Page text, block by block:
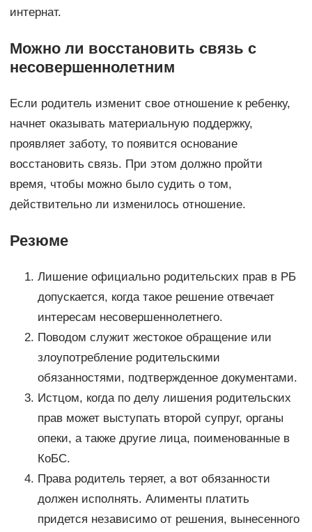
интернат.
Можно ли восстановить связь с
несовершеннолетним
Если родитель изменит свое отношение к ребенку,
начнет оказывать материальную поддержку,
проявляет заботу, то появится основание
восстановить связь. При этом должно пройти
время, чтобы можно было судить о том,
действительно ли изменилось отношение.
Резюме
Лишение официально родительских прав в РБ
допускается, когда такое решение отвечает
интересам несовершеннолетнего.
Поводом служит жестокое обращение или
злоупотребление родительскими
обязанностями, подтвержденное документами.
Истцом, когда по делу лишения родительских
прав может выступать второй супруг, органы
опеки, а также другие лица, поименованные в
КоБС.
Права родитель теряет, а вот обязанности
должен исполнять. Алименты платить
придется независимо от решения, вынесенного